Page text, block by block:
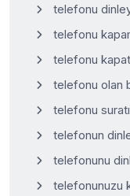
telefonu
telefonu
telefonu
telefonu olan
telefonu
telefonun
telefonunu
telefonunuzu